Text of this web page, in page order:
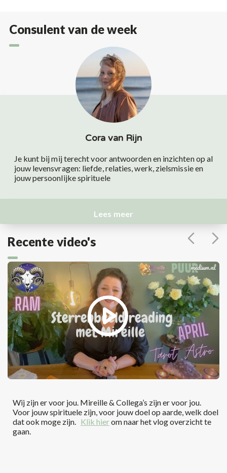
Consulent van de week
Cora van Rijn
Je kunt bij mij terecht voor antwoorden en inzichten op al
jouw levensvragen: liefde, relaties, werk, zielsmissie en
jouw persoonlijke spirituele
Lees meer
Recente video's
Wij zijn er voor jou. Mireille & Collega’s zijn er voor jou.
Voor jouw spirituele zijn, voor jouw doel op aarde, welk doel
dat ook moge zijn. Klik hierom naar het vlog overzicht te
gaan.